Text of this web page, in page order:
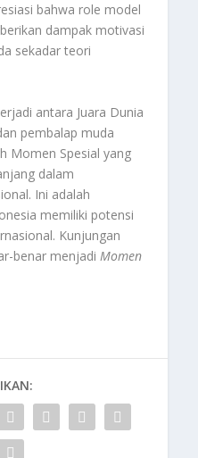
bahwa role model
dampak motivasi
sekadar teori
antara Juara Dunia
pembalap muda
Momen Spesial yang
dalam
Ini adalah
memiliki potensi
Kunjungan
benar menjadi Momen